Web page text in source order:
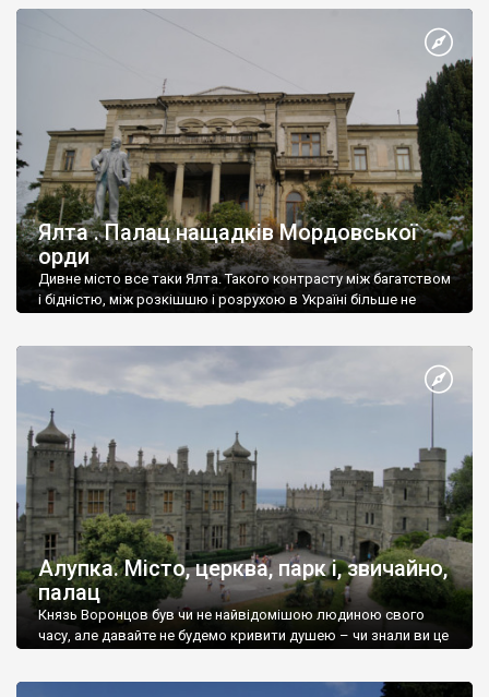
Ялта . Палац нащадків Мордовської
орди
Дивне місто все таки Ялта. Такого контрасту між багатством
і бідністю, між розкішшю і розрухою в Україні більше не
Алупка. Місто, церква, парк і, звичайно,
палац
Князь Воронцов був чи не найвідомішою людиною свого
часу, але давайте не будемо кривити душею – чи знали ви це